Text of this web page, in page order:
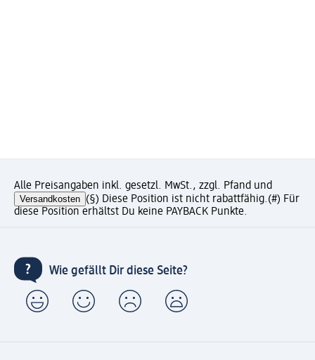
Alle Preisangaben inkl. gesetzl. MwSt., zzgl. Pfand und
Versandkosten (§) Diese Position ist nicht rabattfähig.(#) Für
diese Position erhältst Du keine PAYBACK Punkte.
Wie gefällt Dir diese Seite?